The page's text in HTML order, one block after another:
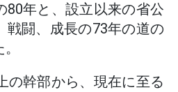
80年と、設立以来の省公
戦闘、成長の73年の道の
の幹部から、現在に至る